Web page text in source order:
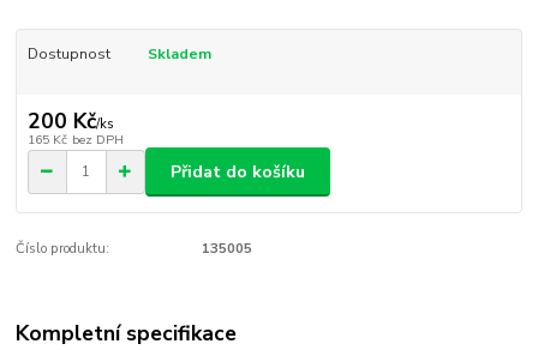
Dostupnost Skladem
200 Kč/ks
165 Kč bez DPH
Přidat do košíku
Číslo produktu: 135005
Kompletní specifikace